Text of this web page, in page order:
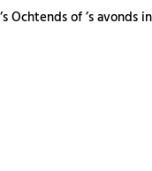
’s Ochtends of ’s